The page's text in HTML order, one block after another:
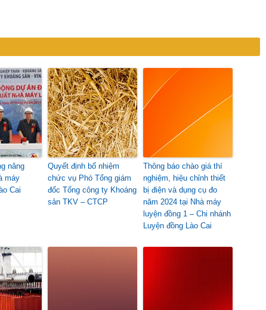
nâng
máy
Cai
Quyết định bổ nhiệm
chức vụ Phó Tổng giám
đốc Tổng công ty Khoáng
sản TKV – CTCP
Thông báo chào giá thí
nghiệm, hiệu chỉnh thiết
bị điện và dụng cụ đo
năm 2024 tại Nhà máy
luyện đồng 1 – Chi nhánh
Luyện đồng Lào Cai